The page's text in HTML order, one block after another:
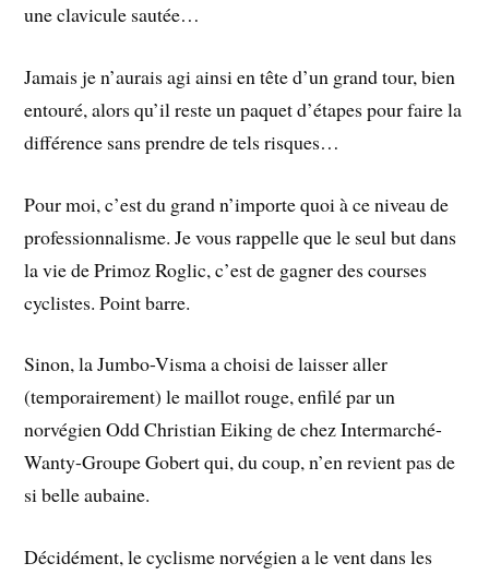
une clavicule sautée…
Jamais je n’aurais agi ainsi en tête d’un grand tour, bien
entouré, alors qu’il reste un paquet d’étapes pour faire la
différence sans prendre de tels risques…
Pour moi, c’est du grand n’importe quoi à ce niveau de
professionnalisme. Je vous rappelle que le seul but dans
la vie de Primoz Roglic, c’est de gagner des courses
cyclistes. Point barre.
Sinon, la Jumbo-Visma a choisi de laisser aller
(temporairement) le maillot rouge, enfilé par un
norvégien Odd Christian Eiking de chez Intermarché-
Wanty-Groupe Gobert qui, du coup, n’en revient pas de
si belle aubaine.
Décidément, le cyclisme norvégien a le vent dans les